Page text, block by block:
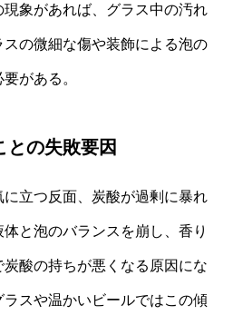
象があれば、グラス中の汚れ
の微細な傷や装飾による泡の
がある。
との失敗要因
立つ反面、炭酸が過剰に暴れ
と泡のバランスを崩し、香り
酸の持ちが悪くなる原因にな
スや温かいビールではこの傾